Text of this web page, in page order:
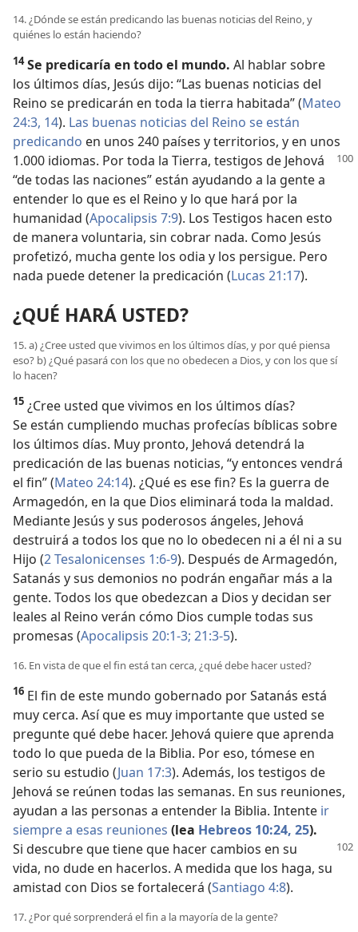
14. ¿Dónde se están predicando las buenas noticias del Reino, y
quiénes lo están haciendo?
14 Se predicaría en todo el mundo. Al hablar sobre
los últimos días, Jesús dijo: “Las buenas noticias del
Reino se predicarán en toda la tierra habitada” (Mateo
24:3, 14). Las buenas noticias del Reino se están
predicando en unos 240 países y territorios, y en unos
1.000 idiomas. Por toda la Tierra, testigos de Jehová
“de todas las naciones” están ayudando a la gente a
entender lo que es el Reino y lo que hará por la
humanidad (Apocalipsis 7:9). Los Testigos hacen esto
de manera voluntaria, sin cobrar nada. Como Jesús
profetizó, mucha gente los odia y los persigue. Pero
nada puede detener la predicación (Lucas 21:17).
¿QUÉ HARÁ USTED?
15. a) ¿Cree usted que vivimos en los últimos días, y por qué piensa
eso? b) ¿Qué pasará con los que no obedecen a Dios, y con los que sí
lo hacen?
15 ¿Cree usted que vivimos en los últimos días?
Se están cumpliendo muchas profecías bíblicas sobre
los últimos días. Muy pronto, Jehová detendrá la
predicación de las buenas noticias, “y entonces vendrá
el fin” (Mateo 24:14). ¿Qué es ese fin? Es la guerra de
Armagedón, en la que Dios eliminará toda la maldad.
Mediante Jesús y sus poderosos ángeles, Jehová
destruirá a todos los que no lo obedecen ni a él ni a su
Hijo (2 Tesalonicenses 1:6-9). Después de Armagedón,
Satanás y sus demonios no podrán engañar más a la
gente. Todos los que obedezcan a Dios y decidan ser
leales al Reino verán cómo Dios cumple todas sus
promesas (Apocalipsis 20:1-3; 21:3-5).
16. En vista de que el fin está tan cerca, ¿qué debe hacer usted?
16 El fin de este mundo gobernado por Satanás está
muy cerca. Así que es muy importante que usted se
pregunte qué debe hacer. Jehová quiere que aprenda
todo lo que pueda de la Biblia. Por eso, tómese en
serio su estudio (Juan 17:3). Además, los testigos de
Jehová se reúnen todas las semanas. En sus reuniones,
ayudan a las personas a entender la Biblia. Intente ir
siempre a esas reuniones (lea Hebreos 10:24, 25).
Si descubreque tiene que hacer cambios en su
vida, no dude en hacerlos. A medida que los haga, su
amistad con Dios se fortalecerá (Santiago 4:8).
17. ¿Por qué sorprenderá el fin a la mayoría de la gente?